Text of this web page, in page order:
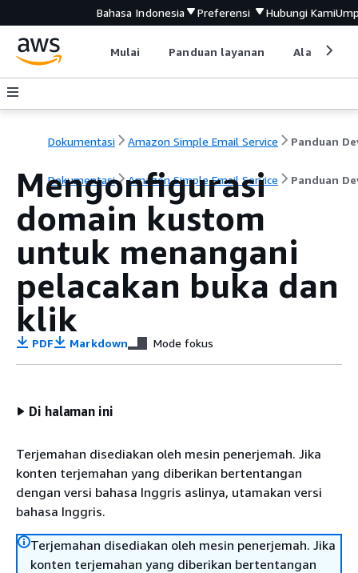
Bahasa Indonesia Preferensi Hubungi Kami
Mulai Panduan layanan Alat
Dokumentasi Amazon Simple Email Service
Dokumentasi Amazon Simple Email Service Panduan
Mengonfigurasi
domain kustom
untuk menangani
pelacakan buka dan
klik
PDF Markdown Mode fokus
Di halaman ini
Terjemahan disediakan oleh mesin penerjemah. Jika
konten terjemahan yang diberikan bertentangan
dengan versi bahasa Inggris aslinya, utamakan versi
bahasa Inggris.
Terjemahan disediakan oleh mesin penerjemah. Jika
konten terjemahan yang diberikan bertentangan